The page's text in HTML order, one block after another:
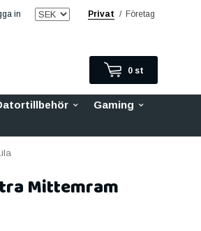
in Privat / Företag
0 st
Gaming
Mittemram